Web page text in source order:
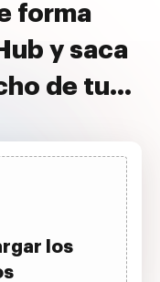
forma
y saca
de tus
los